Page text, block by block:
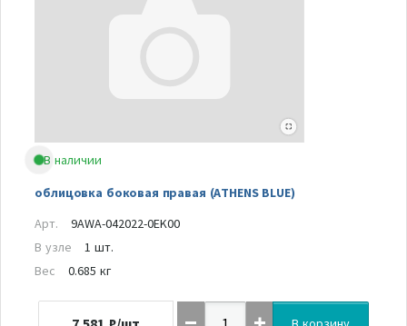
В наличии
облицовка боковая правая (ATHENS BLUE)
Арт.
9AWA-042022-0EK00
В узле
1 шт.
Вес
0.685 кг